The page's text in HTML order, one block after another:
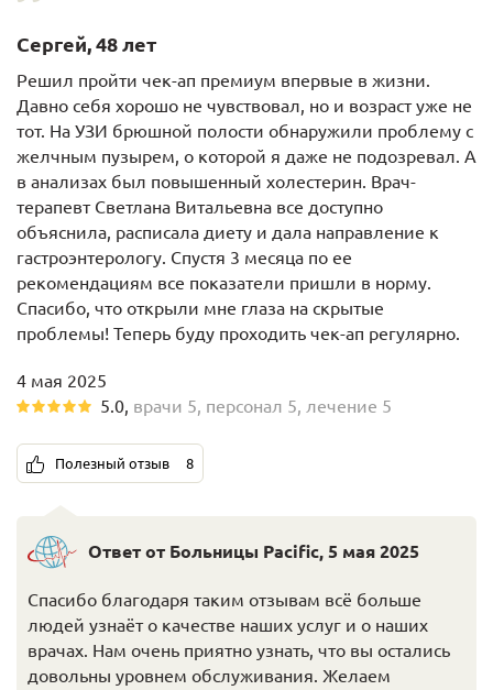
Сергей, 48 лет
Решил пройти чек-ап премиум впервые в жизни.
Давно себя хорошо не чувствовал, но и возраст уже не
тот. На УЗИ брюшной полости обнаружили проблему с
желчным пузырем, о которой я даже не подозревал. А
в анализах был повышенный холестерин. Врач-
терапевт Светлана Витальевна все доступно
объяснила, расписала диету и дала направление к
гастроэнтерологу. Спустя 3 месяца по ее
рекомендациям все показатели пришли в норму.
Спасибо, что открыли мне глаза на скрытые
проблемы! Теперь буду проходить чек-ап регулярно.
4 мая 2025
5.0, врачи 5, персонал 5, лечение 5
Полезный отзыв 8
Ответ от Больницы Pacific, 5 мая 2025
Спасибо благодаря таким отзывам всё больше
людей узнаёт о качестве наших услуг и о наших
врачах. Нам очень приятно узнать, что вы остались
довольны уровнем обслуживания. Желаем